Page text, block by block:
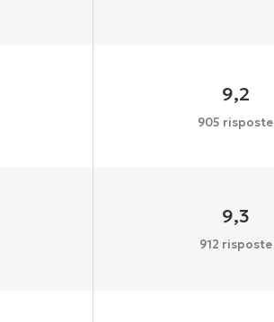
9,2
905 risposte
9,3
912 risposte